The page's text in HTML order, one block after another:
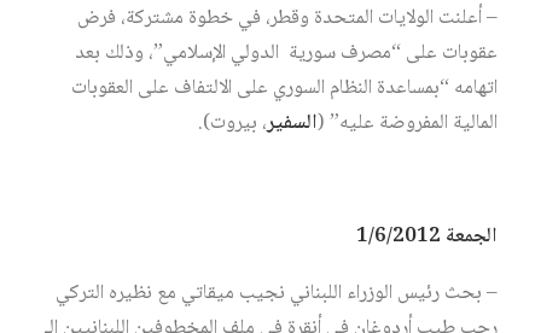
– أعلنت الولايات المتحدة وقطر، في خطوة مشتركة، فرض
عقوبات على “مصرف سورية الدولي الإسلامي”، وذلك بعد
اتهامه “بمساعدة النظام السوري على الالتفاف على العقوبات
المالية المفروضة عليه” (السفير، بيروت).
الجمعة 1/6/2012
– بحث رئيس الوزراء اللبناني نجيب ميقاتي مع نظيره التركي